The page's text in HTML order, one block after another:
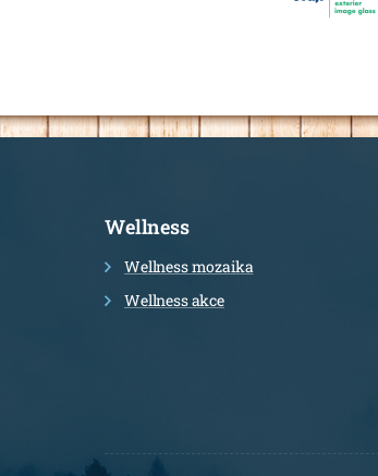
Informace
Wellness
Wellness mozaika
Wellness akce